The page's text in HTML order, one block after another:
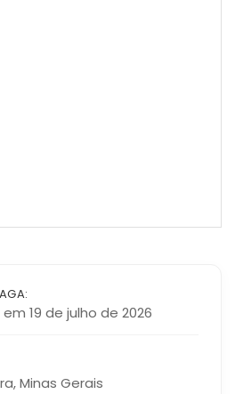
19 de julho de 2026
,Minas Gerais